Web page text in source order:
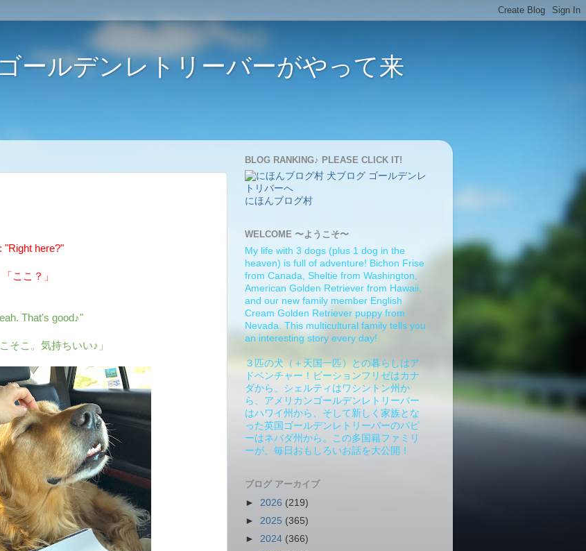
ールデンレトリーバーがやって来
"Right here?"
ここ？」
That's good♪"
そこ。気持ちいい♪」
BLOG RANKING♪ PLEASE CLICK IT!
にほんブログ村
WELCOME 〜ようこそ〜
My life with 3 dogs (plus 1 dog in the
heaven) is full of adventure! Bichon Frise
from Canada, Sheltie from Washington,
American Golden Retriever from Hawaii,
and our new family member English
Cream Golden Retriever puppy from
Nevada. This multicultural family tells you
an interesting story every day!
３匹の犬（＋天国一匹）との暮らしはア
ドベンチャー！ビーションフリゼはカナ
ダから、シェルティはワシントン州か
ら、アメリカンゴールデンレトリーバー
はハワイ州から、そして新しく家族とな
った英国ゴールデンレトリーバーのパピ
ーはネバダ州から。この多国籍ファミリ
ーが、毎日おもしろいお話を大公開！
ブログ アーカイブ
► 2026 (219)
► 2025 (365)
► 2024 (366)